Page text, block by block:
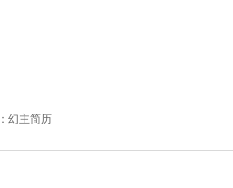
幻主简历